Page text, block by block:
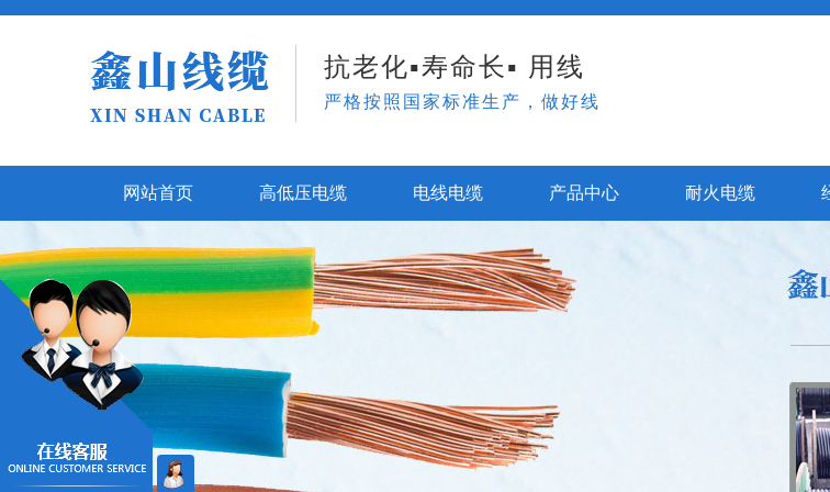
抗老化▪寿命长▪ 用线
严格按照国家标准生产，做好线
网站首页 高低压电缆 电线电缆 产品中心 耐火电缆